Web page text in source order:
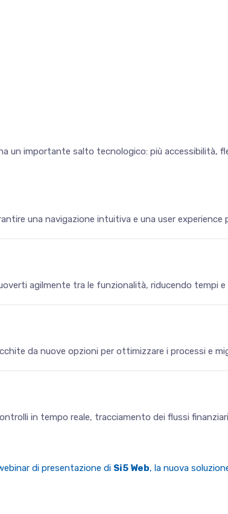
un importante salto tecnologico: più accessibilità,
una navigazione intuitiva e una user experience
agilmente tra le funzionalità, riducendo tempi e
da nuove opzioni per ottimizzare i processi e
in tempo reale, tracciamento dei flussi
di presentazione di Si5 Web, la nuova